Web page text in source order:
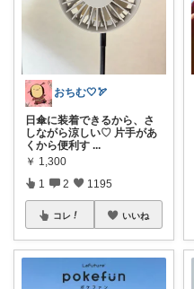
おちむ🤍🏹
日傘に装着できるから、さ
しながら涼しい♡ 片手があ
くから便利す ...
￥ 1,300
1 2 1195
コレ いいね